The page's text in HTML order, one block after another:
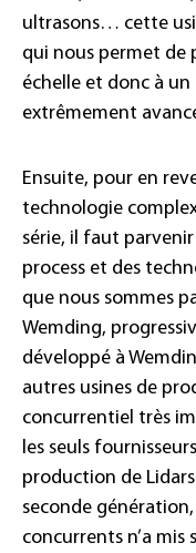
ultrasons… cette
qui nous permet de
échelle et donc à un
extrêmement
Ensuite, pour en
technologie
série, il faut
process et des
que nous sommes
Wemding,
développé à
autres usines de
concurrentiel très
les seuls
production de Lidars
seconde
concurrents n’a